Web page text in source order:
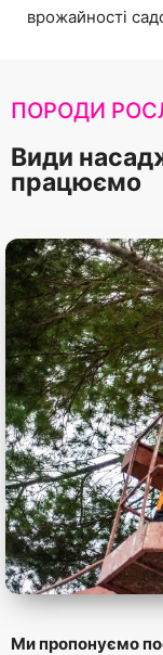
врожайності
ПОРОДИ
Види
працюємо
Ми пропонуємо